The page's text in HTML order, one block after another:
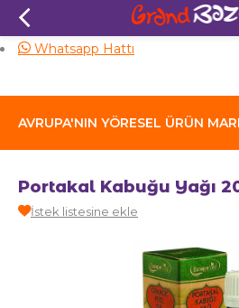
AVRUPA'NIN YÖRESEL ÜRÜN MARKETİ >>
Aynı Gün
Whatsapp Hattı
Portakal Kabuğu Yağı
İstek listesine ekle